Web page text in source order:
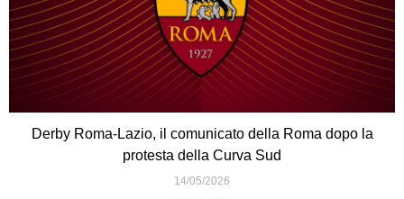
Derby Roma-Lazio, il comunicato della Roma dopo la
protesta della Curva Sud
14/05/2026